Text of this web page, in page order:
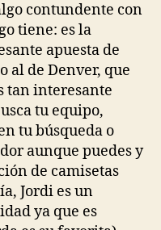
contundente con
tiene: es la
apuesta de
al de Denver, que
tan interesante
tu equipo,
tu búsqueda o
aunque puedes y
de camisetas
Jordi es un
ya que es